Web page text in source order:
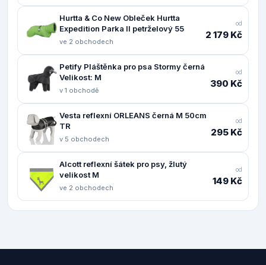
Hurtta & Co New Obleček Hurtta
Expedition Parka II petrželový 55
ve 2 obchodech
od
2 179 Kč
Petify Pláštěnka pro psa Stormy černá
Velikost: M
v 1 obchodě
od
390 Kč
Vesta reflexní ORLEANS černá M 50cm
TR
v 5 obchodech
od
295 Kč
Alcott reflexní šátek pro psy, žlutý
velikost M
ve 2 obchodech
od
149 Kč